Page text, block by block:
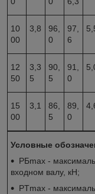
10
00
3,8
96,
0
97,
6
12
50
3,3
5
90,
5
91,
0
15
00
3,1
86,
5
89,
0
Условные
PБmax -
входном валу, кН;
PТmax -